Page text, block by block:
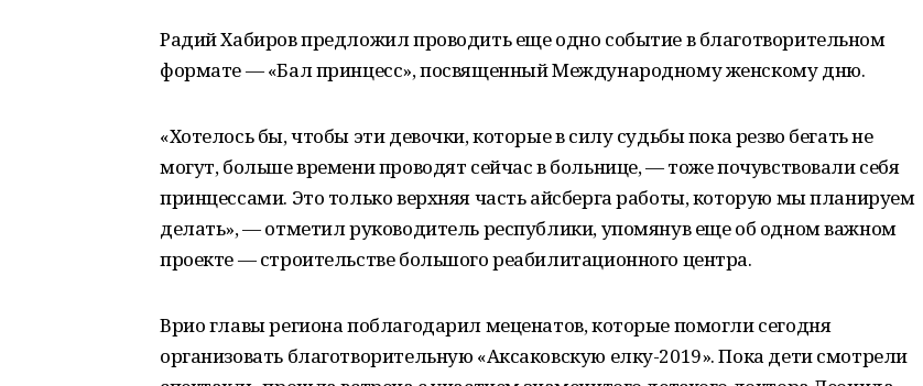
Радий Хабиров предложил проводить еще одно событие в благотворительном
формате — «Бал принцесс», посвященный Международному женскому дню.
«Хотелось бы, чтобы эти девочки, которые в силу судьбы пока резво бегать не
могут, больше времени проводят сейчас в больнице, — тоже почувствовали себя
принцессами. Это только верхняя часть айсберга работы, которую мы планируем
делать», — отметил руководитель республики, упомянув еще об одном важном
проекте — строительстве большого реабилитационного центра.
Врио главы региона поблагодарил меценатов, которые помогли сегодня
организовать благотворительную «Аксаковскую елку-2019». Пока дети смотрели